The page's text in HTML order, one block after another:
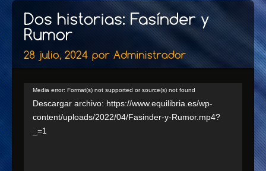
Reproductor
vídeo
Media error: Format(s) not supported or source(s) not found
Descargar archivo: https://www.equilibria.es/wp-
content/uploads/2022/04/Fasinder-y-Rumor.mp4?
_=1